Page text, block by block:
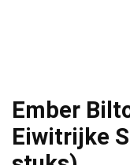
Ember
Eiwitrijke